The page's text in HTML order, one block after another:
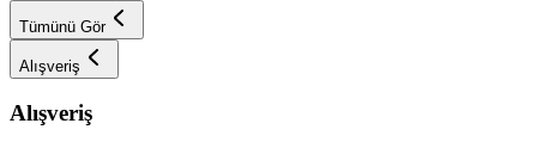
Tümünü Gör
Alışveriş
Alışveriş